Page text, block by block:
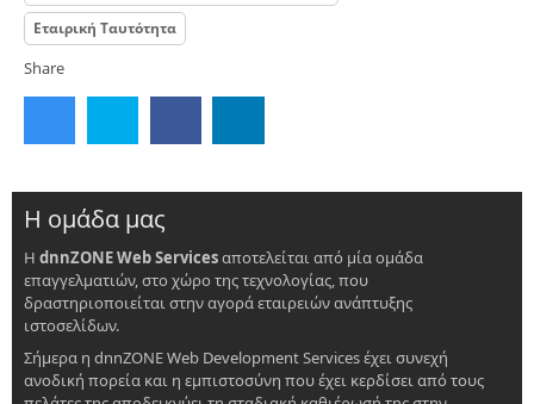
Εταιρική Ταυτότητα
Share
Η ομάδα μας
Η dnnZONE Web Servicesαποτελείται από μία ομάδα
επαγγελματιών, στο χώρο της τεχνολογίας, που
δραστηριοποιείται στην αγορά εταιρειών ανάπτυξης
ιστοσελίδων.
Σήμερα η dnnZONE Web Development Services έχει συνεχή
ανοδική πορεία και η εμπιστοσύνη που έχει κερδίσει από τους